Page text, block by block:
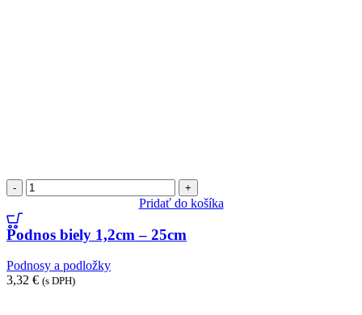
množstvo
Podnos
1,2cm
-
25cm
Pridať do košíka
Podnos biely 1,2cm – 25cm
Podnosy a podložky
3,32 € (s DPH)